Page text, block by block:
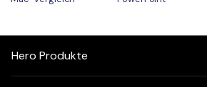
Hero Produkte